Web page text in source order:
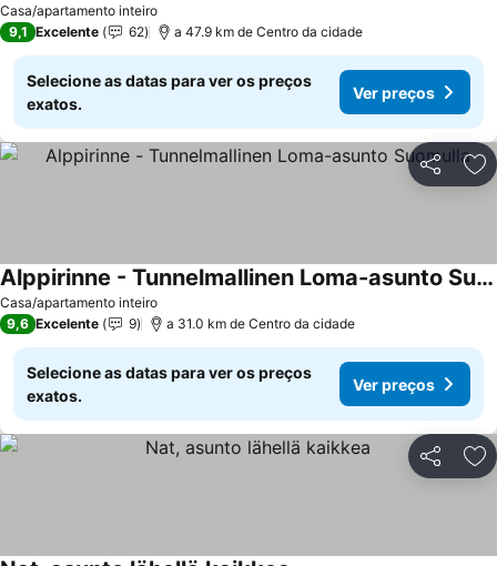
Casa/apartamento inteiro
9,1 Excelente 62 a 47.9 km de Centro da cidade
Selecione as datas para ver os preços
exatos.
Ver preços
Partilhar
Casa/apartamento inteiro
Alppirinne - Tunnelmallinen Loma-asunto Suomulla
Ver preços
9,6 Excelente 9 a 31.0 km de Centro da cidade
Selecione as datas para ver os preços
exatos.
Ver preços
Partilhar